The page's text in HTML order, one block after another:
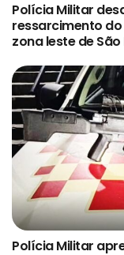
Polícia Militar
ressarcimento do
zona leste de São
Polícia Militar